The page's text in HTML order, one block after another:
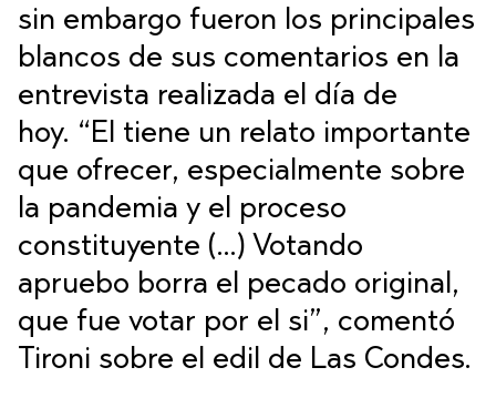
sin embargo fueron los principales
blancos de sus comentarios en la
entrevista realizada el día de
hoy. “El tiene un relato importante
que ofrecer, especialmente sobre
la pandemia y el proceso
constituyente (…) Votando
apruebo borra el pecado original,
que fue votar por el si”, comentó
Tironi sobre el edil de Las Condes.